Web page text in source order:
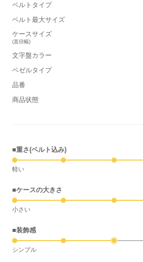
ベルトタイプ
ベルト最大サイズ
ケースサイズ
(直径幅)
文字盤カラー
ベゼルタイプ
品番
商品状態
■重さ(ベルト込み)
軽い
■ケースの大きさ
小さい
■装飾感
シンプル